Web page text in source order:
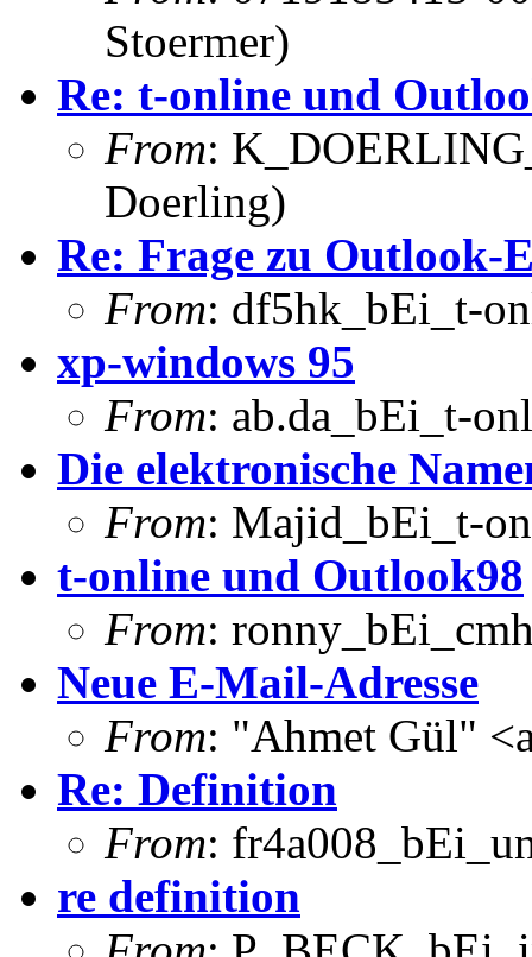
Stoermer)
Re: t-online und
From:
Doerling)
Re: Frage zu Outlook-
From: df5hk_bEi_t-
xp-windows 95
From: ab.da_bEi_t-
Die elektronische
From: Majid_bEi_t-
t-online und Outlook98
From:
Neue E-Mail-Adresse
From: "Ahmet Gül"
Re: Definition
From:
re definition